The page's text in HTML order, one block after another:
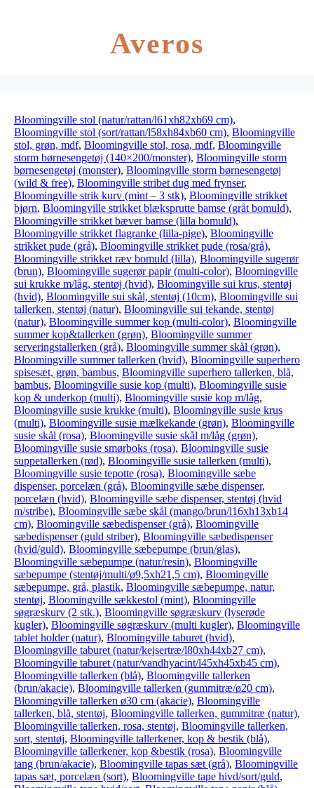
Averos
Bloomingville stol (natur/rattan/l61xh82xb69 cm),
Bloomingville stol (sort/rattan/l58xh84xb60 cm), Bloomingville
stol, grøn, mdf, Bloomingville stol, rosa, mdf, Bloomingville
storm børnesengetøj (140×200/monster), Bloomingville storm
børnesengetøj (monster), Bloomingville storm børnesengetøj
(wild & free), Bloomingville stribet dug med frynser,
Bloomingville strik kurv (mint – 3 stk), Bloomingville strikket
bjørn, Bloomingville strikket blæksprutte bamse (gråt bomuld),
Bloomingville strikket bæver bamse (lilla bomuld),
Bloomingville strikket flagranke (lilla-pige), Bloomingville
strikket pude (grå), Bloomingville strikket pude (rosa/grå),
Bloomingville strikket ræv bomuld (lilla), Bloomingville sugerør
(brun), Bloomingville sugerør papir (multi-color), Bloomingville
sui krukke m/låg, stentøj (hvid), Bloomingville sui krus, stentøj
(hvid), Bloomingville sui skål, stentøj (10cm), Bloomingville sui
tallerken, stentøj (natur), Bloomingville sui tekande, stentøj
(natur), Bloomingville summer kop (multi-color), Bloomingville
summer kop&tallerken (grøn), Bloomingville summer
serveringstallerken (grå), Bloomingville summer skål (grøn),
Bloomingville summer tallerken (hvid), Bloomingville superhero
spisesæt, grøn, bambus, Bloomingville superhero tallerken, blå,
bambus, Bloomingville susie kop (multi), Bloomingville susie
kop & underkop (multi), Bloomingville susie kop m/låg,
Bloomingville susie krukke (multi), Bloomingville susie krus
(multi), Bloomingville susie mælkekande (grøn), Bloomingville
susie skål (rosa), Bloomingville susie skål m/låg (grøn),
Bloomingville susie smørboks (rosa), Bloomingville susie
suppetallerken (rød), Bloomingville susie tallerken (multi),
Bloomingville susie tepotte (rosa), Bloomingville sæbe
dispenser, porcelæn (grå), Bloomingville sæbe dispenser,
porcelæn (hvid), Bloomingville sæbe dispenser, stentøj (hvid
m/stribe), Bloomingville sæbe skål (mango/brun/l16xh13xb14
cm), Bloomingville sæbedispenser (grå), Bloomingville
sæbedispenser (guld striber), Bloomingville sæbedispenser
(hvid/guld), Bloomingville sæbepumpe (brun/glas),
Bloomingville sæbepumpe (natur/resin), Bloomingville
sæbepumpe (stentøj/multi/ø9,5xh21,5 cm), Bloomingville
sæbepumpe, grå, plastik, Bloomingville sæbepumpe, natur,
stentøj, Bloomingville sækkestol (mint), Bloomingville
søgræskurv (2 stk.), Bloomingville søgræskurv (lyserøde
kugler), Bloomingville søgræskurv (multi kugler), Bloomingville
tablet holder (natur), Bloomingville taburet (hvid),
Bloomingville taburet (natur/kejsertræ/l80xh44xb27 cm),
Bloomingville taburet (natur/vandhyacint/l45xh45xb45 cm),
Bloomingville tallerken (blå), Bloomingville tallerken
(brun/akacie), Bloomingville tallerken (gummitræ/ø20 cm),
Bloomingville tallerken ø30 cm (akacie), Bloomingville
tallerken, blå, stentøj, Bloomingville tallerken, gummitræ (natur),
Bloomingville tallerken, rosa, stentøj, Bloomingville tallerken,
sort, stentøj, Bloomingville tallerkener, kop & bestik (blå),
Bloomingville tallerkener, kop &bestik (rosa), Bloomingville
tang (brun/akacie), Bloomingville tapas sæt (grå), Bloomingville
tapas sæt, porcelæn (sort), Bloomingville tape hivd/sort/guld,